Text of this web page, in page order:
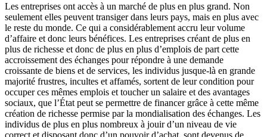
Les entreprises ont accès à un marché de plus en plus grand. Non
seulement elles peuvent transiger dans leurs pays, mais en plus avec
le reste du monde. Ce qui a considérablement accru leur volume
d’affaire et donc leurs bénéfices. Les entreprises créant de plus en
plus de richesse et donc de plus en plus d’emplois de part cette
accroissement des échanges pour répondre à une demande
croissante de biens et de services, les individus jusque-là en grande
majorité frustres, incultes et affamés, sortent de leur condition pour
occuper ces mêmes emplois et toucher un salaire et des avantages
sociaux, que l’État peut se permettre de financer grâce à cette même
création de richesse permise par la mondialisation des échanges. Les
individus de plus en plus nombreux à jouir d’un niveau de vie
correct et disposant donc d’un pouvoir d’achat, sont devenus de